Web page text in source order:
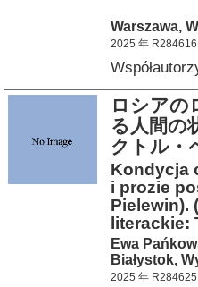
Warszawa,
2025 年 R284616
ロシアの
る人間の
クトル・
Kondycja
i prozie
Pielewin).
literackie:
Ewa
Białystok,
2025 年 R284625